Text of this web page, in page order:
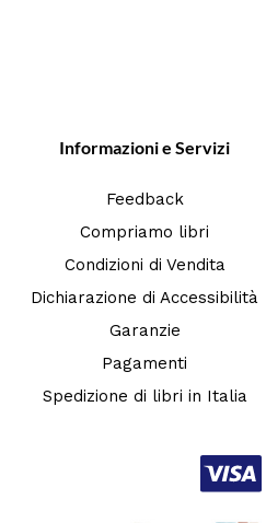
Informazioni e Servizi
Feedback
Compriamo libri
Condizioni di Vendita
Dichiarazione di Accessibilità
Garanzie
Pagamenti
Spedizione di libri in Italia